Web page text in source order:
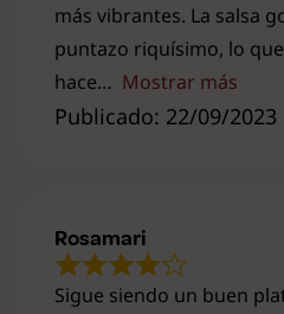
Publicado: 22/09/2023
más vibrantes. La salsa
puntazo riquísimo, lo
hace
Mostrar más
Sigue siendo un buen
Rosamari